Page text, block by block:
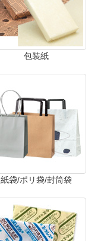
包装紙
紙袋/ポリ袋/封筒袋